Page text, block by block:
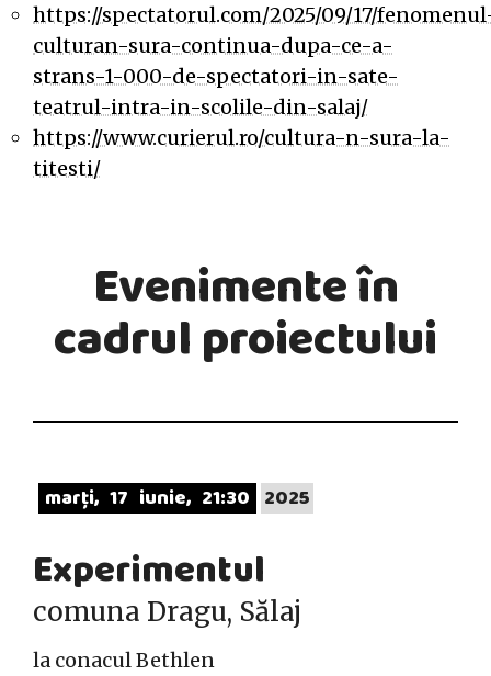
https://spectatorul.com/2025/09/17/
culturan-sura-continua-dupa-ce-a-
strans-1-000-de-spectatori-in-sate-
teatrul-intra-in-scolile-din-salaj/
https://www.curierul.ro/cultura-n-sura-la-
titesti/
Evenimente în
cadrul proiectului
marți 17 iunie 21:30 2025
Experimentul
comuna Dragu, Sălaj
la conacul Bethlen